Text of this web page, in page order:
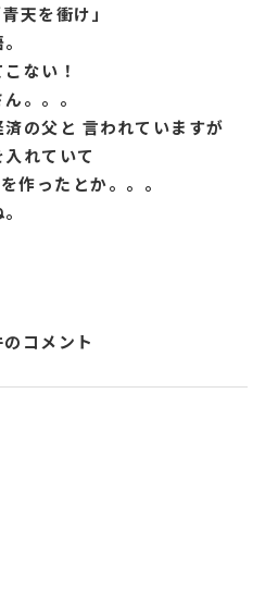
天を衝け」
ない！
。。。
の父と 言われていますが
れていて
作ったとか。。。
コメント